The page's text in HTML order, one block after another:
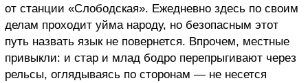
от станции «Слободская». Ежедневно здесь по своим
делам проходит уйма народу, но безопасным этот
путь назвать язык не повернется. Впрочем, местные
привыкли: и стар и млад бодро перепрыгивают через
рельсы, оглядываясь по сторонам — не несется